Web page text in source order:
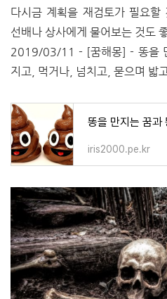
다시금 계획을 재검토가 필요할
선배나 상사에게 물어보는 것도
2019/03/11 - [꿈해몽] - 똥을
지고, 먹거나, 넘치고, 묻으며 밟
iris2000.pe.kr